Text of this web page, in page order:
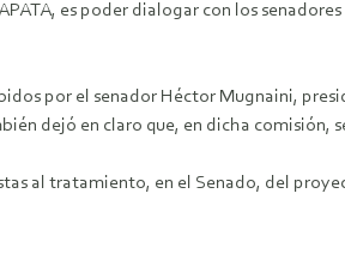
es poder dialogar con los
por el senador Héctor Mugnaini,
dejó en claro que, en dicha comisión,
al tratamiento, en el Senado, del